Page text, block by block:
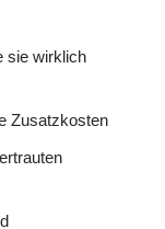
sie wirklich
Zusatzkosten